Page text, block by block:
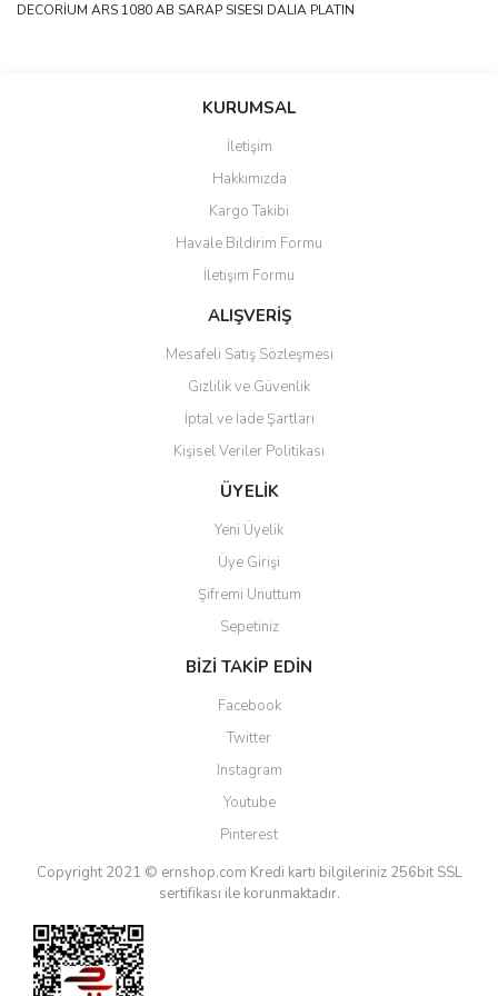
DECORİUM ARS 1080 AB SARAP SISESI DALIA PLATIN
Bu ürüne ilk yorumu siz yapın!
Ürün resmi kalitesiz, bozuk veya görüntülenemiyor.
Ürün açıklamasında eksik bilgiler bulunuyor.
Ürün bilgilerinde hatalar bulunuyor.
Ürün fiyatı diğer sitelerden daha pahalı.
Bu ürüne benzer farklı alternatifler olmalı.
Gönder
KURUMSAL
İletişim
Hakkımızda
Kargo Takibi
Havale Bildirim Formu
İletişim Formu
ALIŞVERİŞ
Mesafeli Satış Sözleşmesi
Gizlilik ve Güvenlik
İptal ve İade Şartları
Kişisel Veriler Politikası
ÜYELİK
Yeni Üyelik
Üye Girişi
Şifremi Unuttum
Sepetiniz
BİZİ TAKİP EDİN
Facebook
Twitter
Instagram
Youtube
Pinterest
Copyright 2021 © ernshop.com Kredi kartı bilgileriniz 256bit SSL
sertifikası ile korunmaktadır.